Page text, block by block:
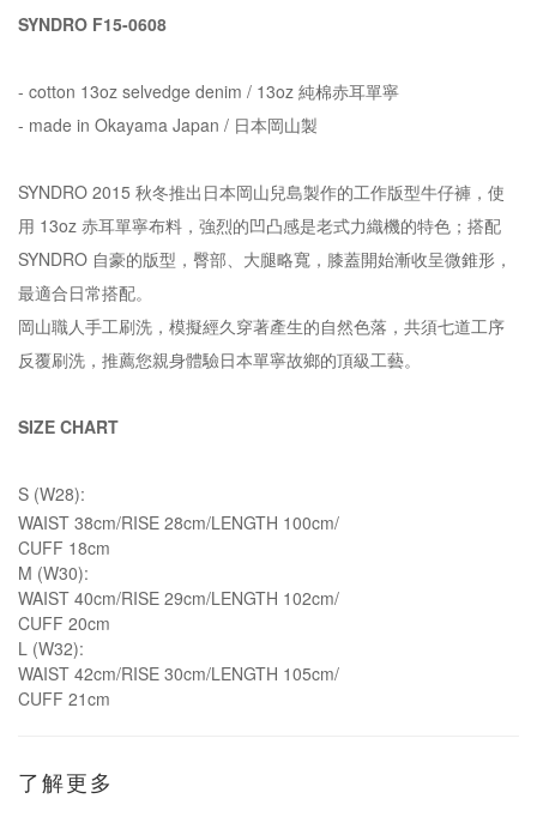
SYNDRO F15-0608
- cotton 13oz selvedge denim / 13oz 純棉赤耳單寧
- made in Okayama Japan / 日本岡山製
SYNDRO 2015 秋冬推出日本岡山兒島製作的工作版型牛仔褲，使
用 13oz 赤耳單寧布料，強烈的凹凸感是老式力織機的特色；搭配
SYNDRO 自豪的版型，臀部、大腿略寬，膝蓋開始漸收呈微錐形，
最適合日常搭配。
岡山職人手工刷洗，模擬經久穿著產生的自然色落，共須七道工序
反覆刷洗，推薦您親身體驗日本單寧故鄉的頂級工藝。
SIZE CHART
S (W28):
WAIST 38cm/RISE 28cm/LENGTH 100cm/
CUFF 18cm
M (W30):
WAIST 40cm/RISE 29cm/LENGTH 102cm/
CUFF 20cm
L (W32):
WAIST 42cm/RISE 30cm/LENGTH 105cm/
CUFF 21cm
了解更多